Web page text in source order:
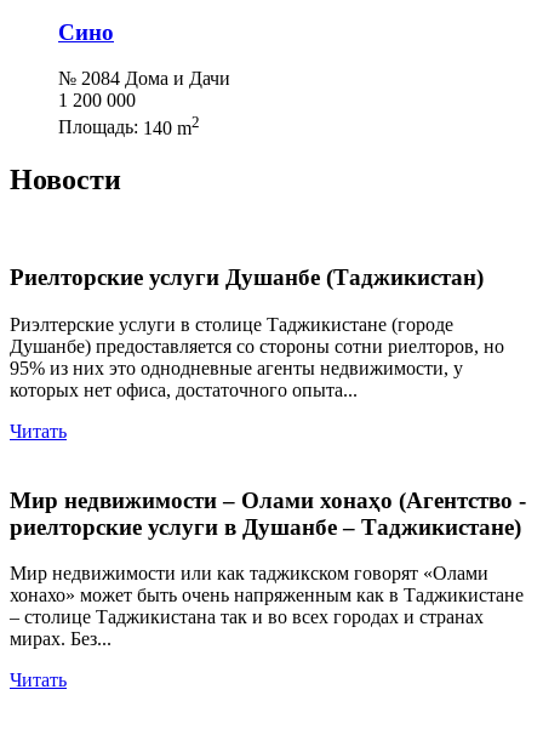
Сино
№ 2084 Дома и Дачи
1 200 000
Площадь: 140 m2
Новости
Риелторские услуги Душанбе (Таджикистан)
Риэлтерские услуги в столице Таджикистане (городе
Душанбе) предоставляется со стороны сотни риелторов, но
95% из них это однодневные агенты недвижимости, у
которых нет офиса, достаточного опыта...
Читать
Мир недвижимости – Олами хонаҳо (Агентство -
риелторские услуги в Душанбе – Таджикистане)
Мир недвижимости или как таджикском говорят «Олами
хонахо» может быть очень напряженным как в Таджикистане
– столице Таджикистана так и во всех городах и странах
мирах. Без...
Читать